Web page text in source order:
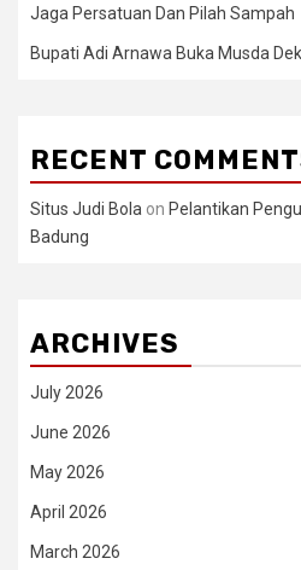
Jaga Persatuan Dan Pilah Sampah
Bupati Adi Arnawa Buka Musda
RECENT
Situs Judi Bola on Pelantikan
Badung
ARCHIVES
July 2026
June 2026
May 2026
April 2026
March 2026